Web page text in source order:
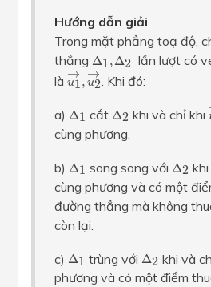
Hướng dẫn giải
Trong mặt phẳng toạ độ,
thẳng Δ1,Δ2
Δ 1 Δ2
lần lượt có
là →
u1 ,
→
u2
u1 →,u 2→
. Khi đó:
a) Δ1
Δ 1 cắt Δ2
Δ 2 khi và chỉ khi
cùng phương.
b) Δ1
Δ 1 song song với Δ2
Δ 2
cùng phương và có một
đường thẳng mà không
còn lại.
c) Δ1
Δ 1 trùng với Δ2
Δ 2 khi và
phương và có một điểm